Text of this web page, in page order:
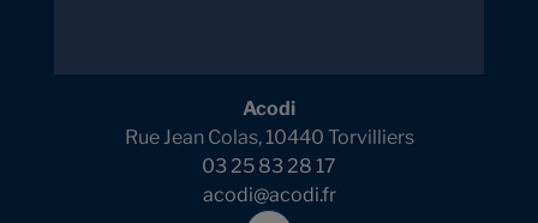
Acodi
Rue Jean Colas, 10440 Torvilliers
03 25 83 28 17
acodi@acodi.fr